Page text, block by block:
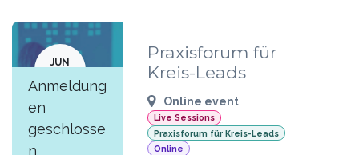
JUN
Anmeldung
en
geschlosse
n
Praxisforum für
Kreis-Leads
Online event
Live Sessions
Praxisforum für Kreis-Leads
Online